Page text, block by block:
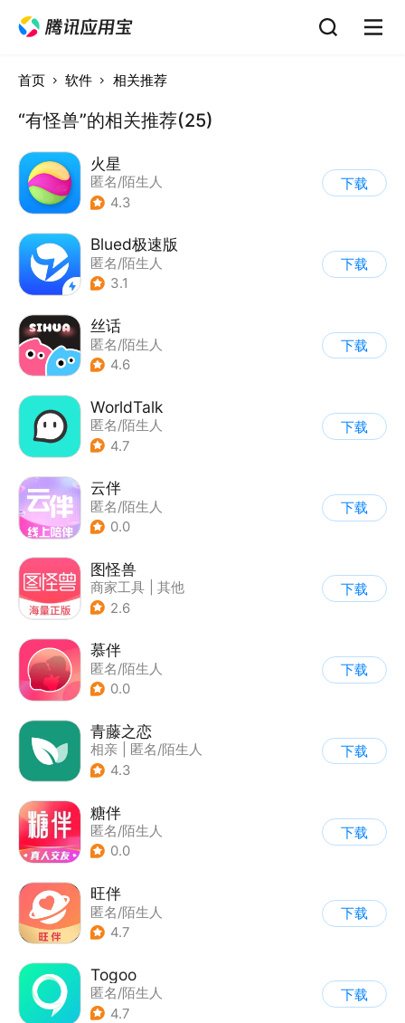
首页 软件 相关推荐
“有怪兽”的相关推荐(25)
火星
匿名/陌生人
4.3
下载
Blued极速版
匿名/陌生人
3.1
下载
丝话
匿名/陌生人
4.6
下载
WorldTalk
匿名/陌生人
4.7
下载
云伴
匿名/陌生人
0.0
下载
图怪兽
商家工具
其他
2.6
下载
慕伴
匿名/陌生人
0.0
下载
青藤之恋
相亲
匿名/陌生人
4.3
下载
糖伴
匿名/陌生人
0.0
下载
旺伴
匿名/陌生人
4.7
下载
Togoo
匿名/陌生人
4.7
下载